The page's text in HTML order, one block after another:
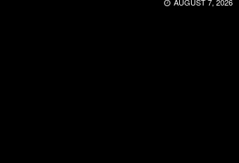
AUGUST 7, 2026